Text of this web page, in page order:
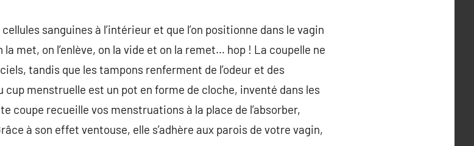
sanguines à l’intérieur et que l’on positionne dans le vagin
la met, on l’enlève, on la vide et on la remet… hop ! La coupelle ne
tandis que les tampons renferment de l’odeur et des
menstruelle est un pot en forme de cloche, inventé dans les
coupe recueille vos menstruations à la place de l’absorber,
à son effet ventouse, elle s’adhère aux parois de votre vagin,